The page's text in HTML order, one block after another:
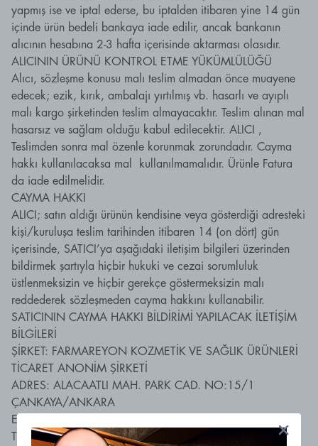
yapmış ise ve iptal ederse, bu iptalden itibaren yine 14 gün
içinde ürün bedeli bankaya iade edilir, ancak bankanın
alıcının hesabına 2-3 hafta içerisinde aktarması olasıdır.
ALICININ ÜRÜNÜ KONTROL ETME YÜKÜMLÜLÜĞÜ
Alıcı, sözleşme konusu malı teslim almadan önce muayene
edecek; ezik, kırık, ambalajı yırtılmış vb. hasarlı ve ayıplı
malı kargo şirketinden teslim almayacaktır. Teslim alınan mal
hasarsız ve sağlam olduğu kabul edilecektir. ALICI ,
Teslimden sonra mal özenle korunmak zorundadır. Cayma
hakkı kullanılacaksa mal kullanılmamalıdır. Ürünle Fatura
da iade edilmelidir.
CAYMA HAKKI
ALICI; satın aldığı ürünün kendisine veya gösterdiği adresteki
kişi/kuruluşa teslim tarihinden itibaren 14 (on dört) gün
içerisinde, SATICI’ya aşağıdaki iletişim bilgileri üzerinden
bildirmek şartıyla hiçbir hukuki ve cezai sorumluluk
üstlenmeksizin ve hiçbir gerekçe göstermeksizin malı
reddederek sözleşmeden cayma hakkını kullanabilir.
SATICININ CAYMA HAKKI BİLDİRİMİ YAPILACAK İLETİŞİM
BİLGİLERİ
ŞİRKET: FARMAREYON KOZMETİK VE SAĞLIK ÜRÜNLERİ
TİCARET ANONİM ŞİRKETİ
ADRES: ALACAATLI MAH. PARK CAD. NO:15/1
ÇANKAYA/ANKARA
E-POSTA:
TEL: 0542 327 62 38